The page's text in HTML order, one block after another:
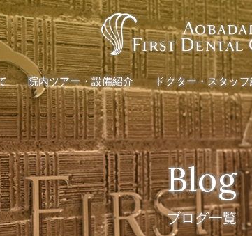
300本限定
リミテッドインプラント
後戻り・再矯正治療
矯正治療
ホワイトニング
歯周病治療
いて
院内ツアー・設備紹介 ドクター・スタッフ
300本限定
リミテッドインプラント
後戻り・再矯正治療
矯正治療
ホワイトニング
歯周病治療
いて
Blog
ブログ一覧